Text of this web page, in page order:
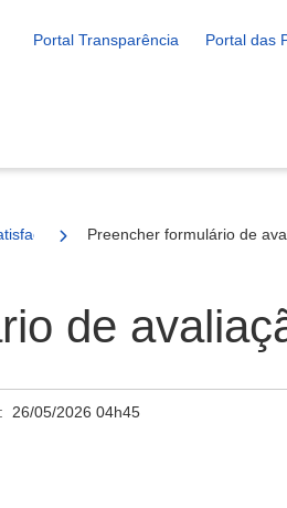
Portal Transparência Portal das
dos serviços prestados por
Preencher formulário de
de
26/05/2026 04h45